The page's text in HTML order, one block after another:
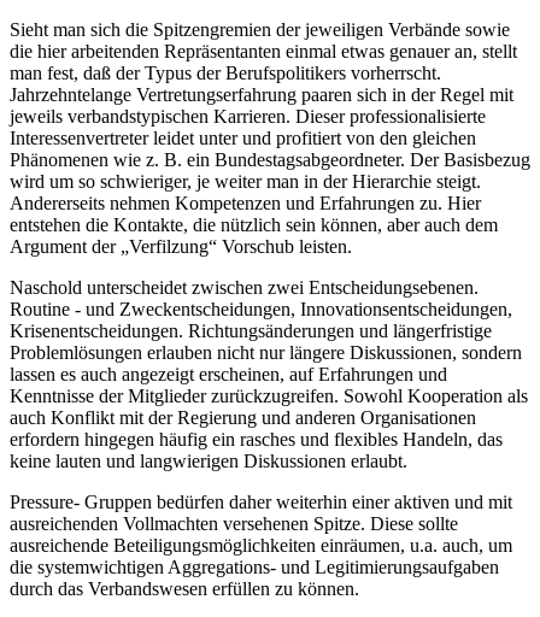
Sieht man sich die Spitzengremien der jeweiligen Verbände sowie
die hier arbeitenden Repräsentanten einmal etwas genauer an, stellt
man fest, daß der Typus der Berufspolitikers vorherrscht.
Jahrzehntelange Vertretungserfahrung paaren sich in der Regel mit
jeweils verbandstypischen Karrieren. Dieser professionalisierte
Interessenvertreter leidet unter und profitiert von den gleichen
Phänomenen wie z. B. ein Bundestagsabgeordneter. Der Basisbezug
wird um so schwieriger, je weiter man in der Hierarchie steigt.
Andererseits nehmen Kompetenzen und Erfahrungen zu. Hier
entstehen die Kontakte, die nützlich sein können, aber auch dem
Argument der „Verfilzung“ Vorschub leisten.
Naschold unterscheidet zwischen zwei Entscheidungsebenen.
Routine - und Zweckentscheidungen, Innovationsentscheidungen,
Krisenentscheidungen. Richtungsänderungen und längerfristige
Problemlösungen erlauben nicht nur längere Diskussionen, sondern
lassen es auch angezeigt erscheinen, auf Erfahrungen und
Kenntnisse der Mitglieder zurückzugreifen. Sowohl Kooperation als
auch Konflikt mit der Regierung und anderen Organisationen
erfordern hingegen häufig ein rasches und flexibles Handeln, das
keine lauten und langwierigen Diskussionen erlaubt.
Pressure- Gruppen bedürfen daher weiterhin einer aktiven und mit
ausreichenden Vollmachten versehenen Spitze. Diese sollte
ausreichende Beteiligungsmöglichkeiten einräumen, u.a. auch, um
die systemwichtigen Aggregations- und Legitimierungsaufgaben
durch das Verbandswesen erfüllen zu können.